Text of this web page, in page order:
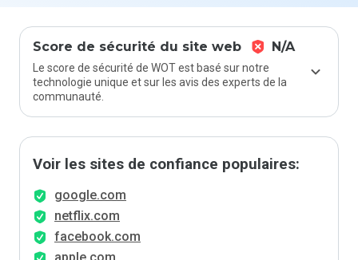
Score de sécurité du site web N/A
Le score de sécurité de WOT est basé sur notre
technologie unique et sur les avis des experts de la
communauté.
Voir les sites de confiance populaires:
google.com
netflix.com
facebook.com